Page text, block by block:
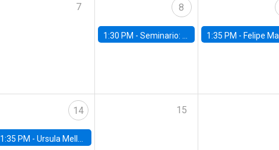
7 8
1:30 PM -Seminario: “Recuperando la humanidad para progresar en la era de la IA» 1:35 PM - Felipe Martínez, alumno Doctorado en
14
1:35 PM -Ursula Mello, Insper - Institute of Education and Research
15